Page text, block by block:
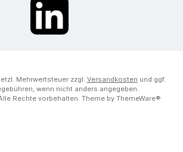
LinkedIn
Mehrwertsteuer zzgl. Versandkosten und ggf.
wenn nicht anders angegeben.
Rechte vorbehalten. Theme by ThemeWare®